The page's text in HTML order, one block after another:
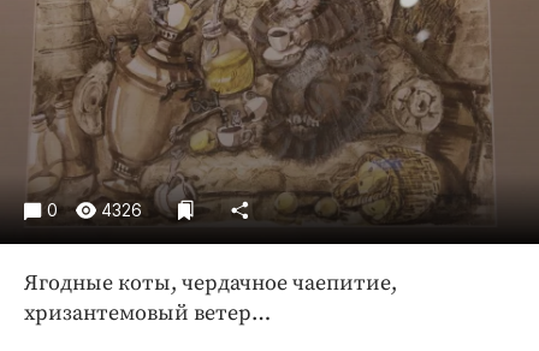
Общество
Погода
Праздники
Происшествия
Спорт
Экономика и бизнес
ПРОЕКТЫ
Блоги
Издания
0 4326
Ягодные коты, чердачное чаепитие,
хризантемовый ветер…